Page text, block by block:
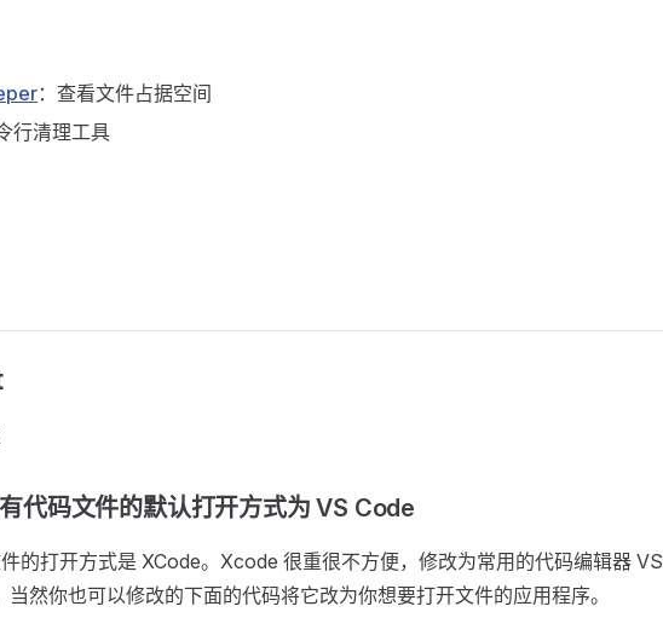
：查看文件占据空间
行清理工具
代码文件的默认打开方式为 VS Code
的打开方式是 XCode。Xcode 很重很不方便，修改为常用的代码编辑器 VS
然你也可以修改的下面的代码将它改为你想要打开文件的应用程序。